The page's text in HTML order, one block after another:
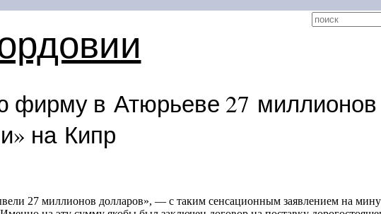
фирму в Атюрьеве 27 миллионов
на Кипр
27 миллионов долларов», — с таким сенсационным заявлением на